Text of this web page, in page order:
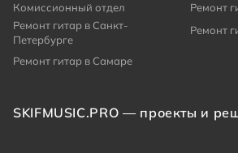
Комиссионный отдел
Ремонт
Ремонт гитар в Санкт-
Петербурге
Ремонт
Ремонт гитар в Самаре
SKIFMUSIC.PRO — проекты и